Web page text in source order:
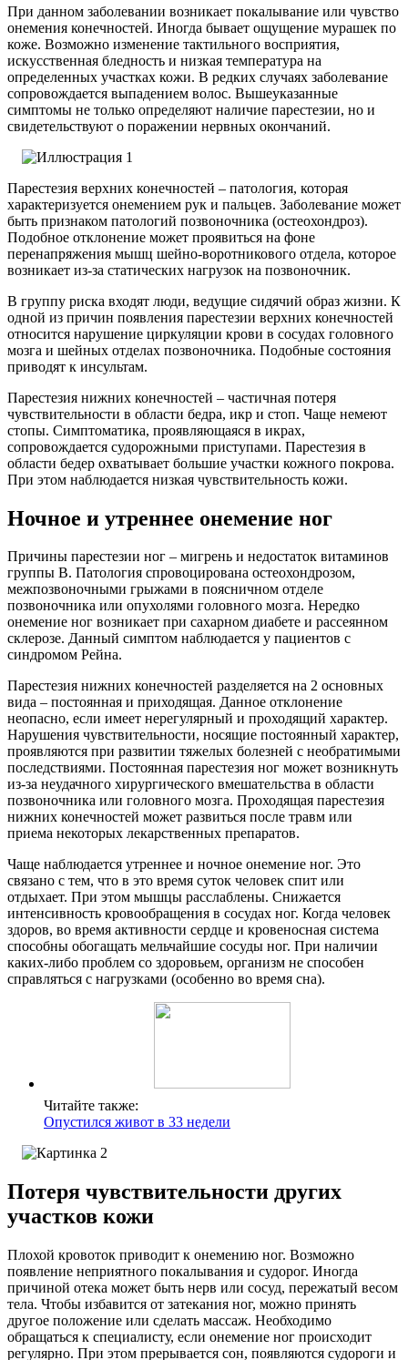
При данном заболевании возникает покалывание или чувство
онемения конечностей. Иногда бывает ощущение мурашек по
коже. Возможно изменение тактильного восприятия,
искусственная бледность и низкая температура на
определенных участках кожи. В редких случаях заболевание
сопровождается выпадением волос. Вышеуказанные
симптомы не только определяют наличие парестезии, но и
свидетельствуют о поражении нервных окончаний.
Парестезия верхних конечностей – патология, которая
характеризуется онемением рук и пальцев. Заболевание может
быть признаком патологий позвоночника (остеохондроз).
Подобное отклонение может проявиться на фоне
перенапряжения мышц шейно-воротникового отдела, которое
возникает из-за статических нагрузок на позвоночник.
В группу риска входят люди, ведущие сидячий образ жизни. К
одной из причин появления парестезии верхних конечностей
относится нарушение циркуляции крови в сосудах головного
мозга и шейных отделах позвоночника. Подобные состояния
приводят к инсультам.
Парестезия нижних конечностей – частичная потеря
чувствительности в области бедра, икр и стоп. Чаще немеют
стопы. Симптоматика, проявляющаяся в икрах,
сопровождается судорожными приступами. Парестезия в
области бедер охватывает большие участки кожного покрова.
При этом наблюдается низкая чувствительность кожи.
Ночное и утреннее онемение ног
Причины парестезии ног – мигрень и недостаток витаминов
группы В. Патология спровоцирована остеохондрозом,
межпозвоночными грыжами в поясничном отделе
позвоночника или опухолями головного мозга. Нередко
онемение ног возникает при сахарном диабете и рассеянном
склерозе. Данный симптом наблюдается у пациентов с
синдромом Рейна.
Парестезия нижних конечностей разделяется на 2 основных
вида – постоянная и приходящая. Данное отклонение
неопасно, если имеет нерегулярный и проходящий характер.
Нарушения чувствительности, носящие постоянный характер,
проявляются при развитии тяжелых болезней с необратимыми
последствиями. Постоянная парестезия ног может возникнуть
из-за неудачного хирургического вмешательства в области
позвоночника или головного мозга. Проходящая парестезия
нижних конечностей может развиться после травм или
приема некоторых лекарственных препаратов.
Чаще наблюдается утреннее и ночное онемение ног. Это
связано с тем, что в это время суток человек спит или
отдыхает. При этом мышцы расслаблены. Снижается
интенсивность кровообращения в сосудах ног. Когда человек
здоров, во время активности сердце и кровеносная система
способны обогащать мельчайшие сосуды ног. При наличии
каких-либо проблем со здоровьем, организм не способен
справляться с нагрузками (особенно во время сна).
Читайте также:
Опустился живот в 33 недели
Потеря чувствительности других
участков кожи
Плохой кровоток приводит к онемению ног. Возможно
появление неприятного покалывания и судорог. Иногда
причиной отека может быть нерв или сосуд, пережатый весом
тела. Чтобы избавится от затекания ног, можно принять
другое положение или сделать массаж. Необходимо
обращаться к специалисту, если онемение ног происходит
регулярно. При этом прерывается сон, появляются судороги и